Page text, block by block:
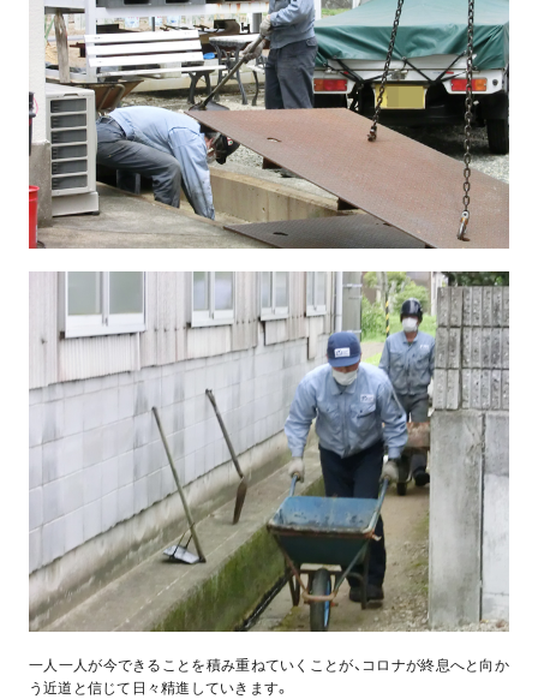
一人一人が今できることを積み重ねていくことが、コロナが終息へと向か
う近道と信じて日々精進していきます。